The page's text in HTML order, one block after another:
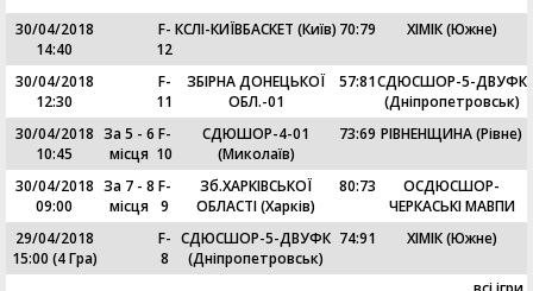
30/04/2018
14:40
F-
12
КСЛІ-КИЇВБАСКЕТ (Київ) 70:79 ХІМІК (Южне)
30/04/2018
12:30
F-
11
ЗБІРНА ДОНЕЦЬКОЇ
ОБЛ.-01
57:81СДЮСШОР-5-ДВУФК
(Дніпропетровськ)
30/04/2018
10:45
За 5 - 6
місця
F-
10
СДЮШОР-4-01
(Миколаїв)
73:69 РІВНЕНЩИНА (Рівне)
30/04/2018
09:00
За 7 - 8
місця
F-
9
Зб.ХАРКІВСЬКОЇ
ОБЛАСТІ (Харків)
80:73
ОСДЮСШОР-
ЧЕРКАСЬКІ МАВПИ
29/04/2018
15:00 (4 Гра)
F-
8
СДЮСШОР-5-ДВУФК
(Дніпропетровськ)
74:91 ХІМІК (Южне)